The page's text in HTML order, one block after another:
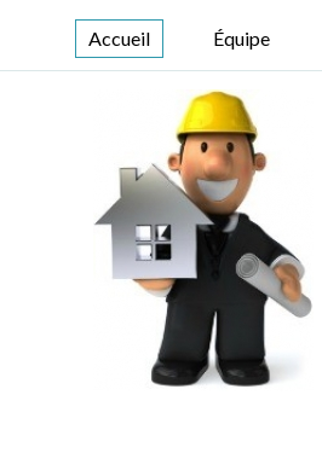
Accueil Équipe